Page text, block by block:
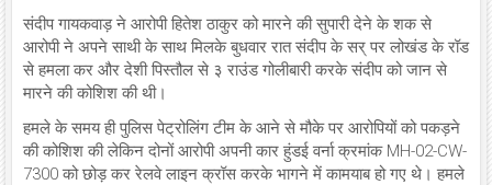
संदीप गायकवाड़ ने आरोपी हितेश ठाकुर को मारने की सुपारी देने के शक से
आरोपी ने अपने साथी के साथ मिलके बुधवार रात संदीप के सर् पर लोखंड के रॉड
से हमला कर और देशी पिस्तौल से ३ राउंड गोलीबारी करके संदीप को जान से
मारने की कोशिश की थी।
हमले के समय ही पुलिस पेट्रोलिंग टीम के आने से मौके पर आरोपियों को पकड़ने
की कोशिश की लेकिन दोनों आरोपी अपनी कार हुंडई वर्ना क्रमांक MH-02-CW-
7300 को छोड़ कर रेलवे लाइन क्रॉस करके भागने में कामयाब हो गए थे। हमले